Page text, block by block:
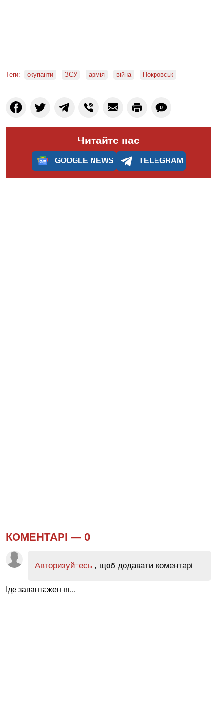
Теги: окупанти ЗСУ армія війна Покровськ
0
Читайте нас
GOOGLE NEWS TELEGRAM
КОМЕНТАРІ — 0
Авторизуйтесь , щоб додавати коментарі
Іде завантаження...